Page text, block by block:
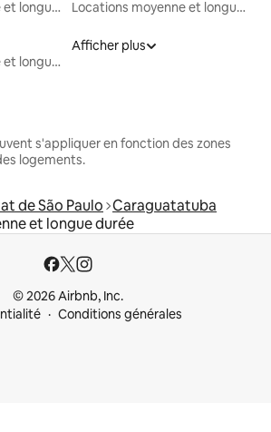
Locations moyenne et longue durée Locations moyenne et longue durée
Locations moyenne et longue durée
Afficher plus
s'appliquer en fonction des zones
logements.
de São Paulo Caraguatatuba
et longue durée
© 2026 Airbnb, Inc.
Conditions générales